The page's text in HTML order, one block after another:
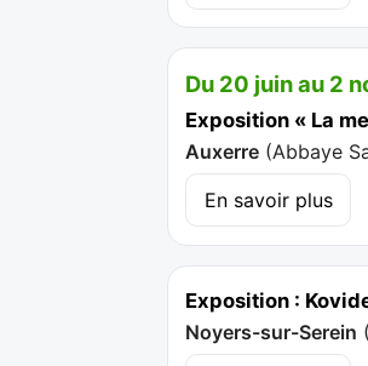
Du 20 juin au 2
Exposition « La
Auxerre (Abbaye
En savoir plus
Exposition :
Noyers-sur-Serein (